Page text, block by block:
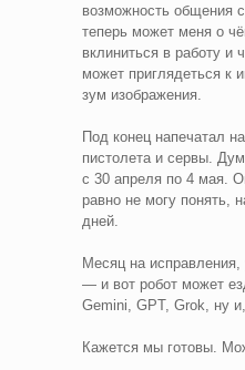
возможность общения
теперь может меня о
вклиниться в работу и
может приглядеться к
зум изображения.
Под конец напечатал
пистолета и сервы.
с 30 апреля по 4 мая.
равно не могу понять,
дней.
Месяц на
— и вот робот может
Gemini, GPT, Grok, ну
Кажется мы готовы.